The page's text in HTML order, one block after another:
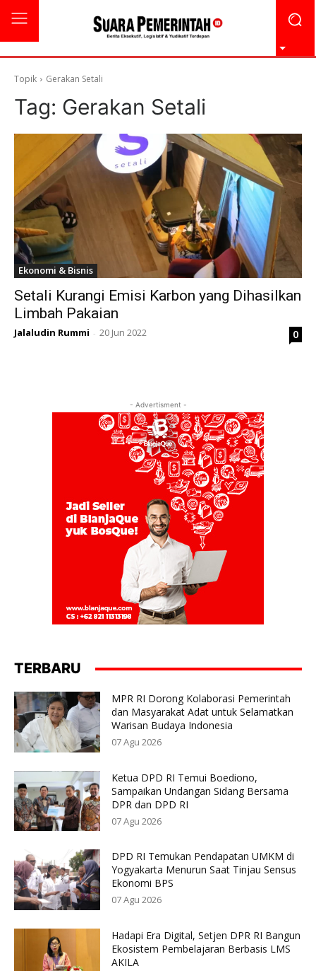
Topik Gerakan Setali
Tag: Gerakan Setali
Ekonomi & Bisnis
Setali Kurangi Emisi Karbon yang Dihasilkan
Limbah Pakaian
Jalaludin Rummi - 20 Jun 2022 0
- Advertisment -
TERBARU
MPR RI Dorong Kolaborasi Pemerintah
dan Masyarakat Adat untuk Selamatkan
Warisan Budaya Indonesia
07 Agu 2026
Ketua DPD RI Temui Boediono,
Sampaikan Undangan Sidang Bersama
DPR dan DPD RI
07 Agu 2026
DPD RI Temukan Pendapatan UMKM di
Yogyakarta Menurun Saat Tinjau Sensus
Ekonomi BPS
07 Agu 2026
Hadapi Era Digital, Setjen DPR RI Bangun
Ekosistem Pembelajaran Berbasis LMS
AKILA